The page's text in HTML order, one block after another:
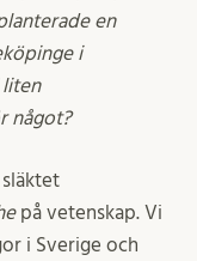
en
i
liten
något?
på vetenskap. Vi
i Sverige och